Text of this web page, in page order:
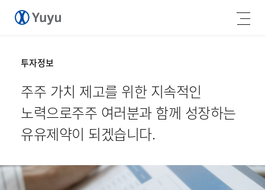
투자정보
주주 가치 제고를 위한 지속적인
노력으로주주 여러분과 함께 성장하는
유유제약이 되겠습니다.